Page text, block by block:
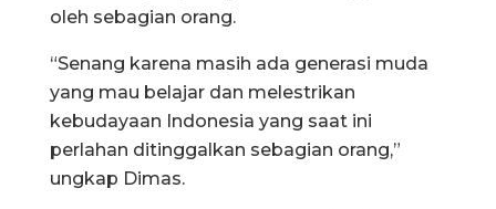
oleh sebagian orang.
“Senang karena masih ada generasi muda
yang mau belajar dan melestrikan
kebudayaan Indonesia yang saat ini
perlahan ditinggalkan sebagian orang,”
ungkap Dimas.